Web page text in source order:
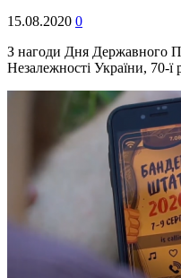
15.08.2020 0
З нагоди Дня Державного
Незалежності України, 70-